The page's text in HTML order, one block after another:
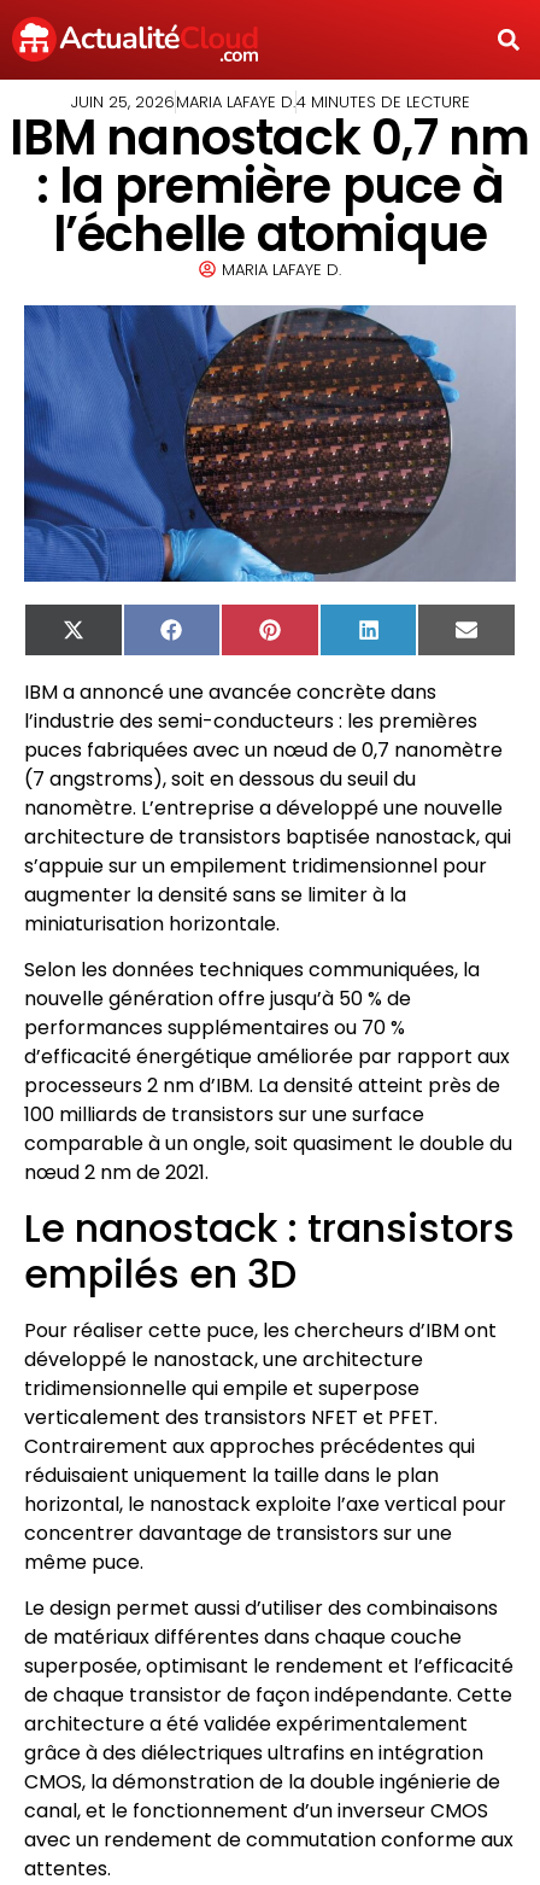
JUIN 25, 2026MARIA LAFAYE D.4 MINUTES DE LECTURE
IBM nanostack 0,7 nm
: la première puce à
l’échelle atomique
MARIA LAFAYE D.
X
(Twitter)
FacebookPinterest LinkedIn
Email
IBM a annoncé une avancée concrète dans
l’industrie des semi-conducteurs : les premières
puces fabriquées avec un nœud de 0,7 nanomètre
(7 angstroms), soit en dessous du seuil du
nanomètre. L’entreprise a développé une nouvelle
architecture de transistors baptisée nanostack, qui
s’appuie sur un empilement tridimensionnel pour
augmenter la densité sans se limiter à la
miniaturisation horizontale.
Selon les données techniques communiquées, la
nouvelle génération offre jusqu’à 50 % de
performances supplémentaires ou 70 %
d’efficacité énergétique améliorée par rapport aux
processeurs 2 nm d’IBM. La densité atteint près de
100 milliards de transistors sur une surface
comparable à un ongle, soit quasiment le double du
nœud 2 nm de 2021.
Le nanostack : transistors
empilés en 3D
Pour réaliser cette puce, les chercheurs d’IBM ont
développé le nanostack, une architecture
tridimensionnelle qui empile et superpose
verticalement des transistors NFET et PFET.
Contrairement aux approches précédentes qui
réduisaient uniquement la taille dans le plan
horizontal, le nanostack exploite l’axe vertical pour
concentrer davantage de transistors sur une
même puce.
Le design permet aussi d’utiliser des combinaisons
de matériaux différentes dans chaque couche
superposée, optimisant le rendement et l’efficacité
de chaque transistor de façon indépendante. Cette
architecture a été validée expérimentalement
grâce à des diélectriques ultrafins en intégration
CMOS, la démonstration de la double ingénierie de
canal, et le fonctionnement d’un inverseur CMOS
avec un rendement de commutation conforme aux
attentes.